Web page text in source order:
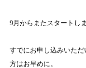
9月からまたスタートし
すでにお申し込みいた
方はお早めに。